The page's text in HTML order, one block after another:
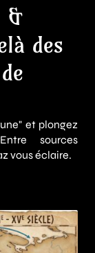
&
des
et plongez
sources
vous éclaire.